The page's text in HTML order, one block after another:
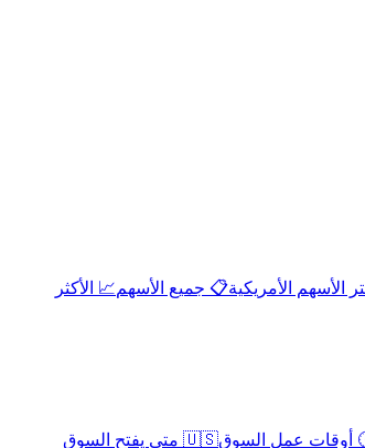
الأسهم الأمريكية📋 جميع الأسهم📈 الأكثر
أوقات عمل السوق
🇺🇸 متى يفتح السوق